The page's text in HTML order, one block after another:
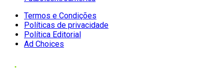
Termos e Condições
Políticas de privacidade
Política Editorial
Ad Choices